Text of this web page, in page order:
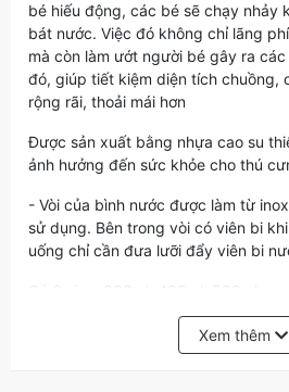
bé hiếu động, các bé sẽ chạy nhảy
bát nước. Việc đó không chỉ lãng
mà còn làm ướt người bé gây ra
đó, giúp tiết kiệm diện tích chuồng,
rộng rãi, thoải mái hơn
Được sản xuất bằng nhựa cao su
ảnh hưởng đến sức khỏe cho thú
- Vòi của bình nước được làm từ
sử dụng. Bên trong vòi có viên bi
uống chỉ cần đưa lưỡi đẩy viên bi
Các bạn có thể tham khảo thêm
PETSAIGON LÀ CỬA HÀNG
Xem thêm